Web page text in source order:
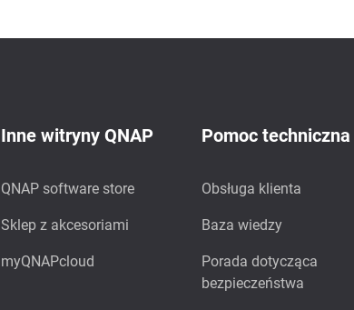
Inne witryny QNAP
QNAP software store
Sklep z akcesoriami
myQNAPcloud
Pomoc techniczna
Obsługa klienta
Baza wiedzy
Porada dotycząca
bezpieczeństwa